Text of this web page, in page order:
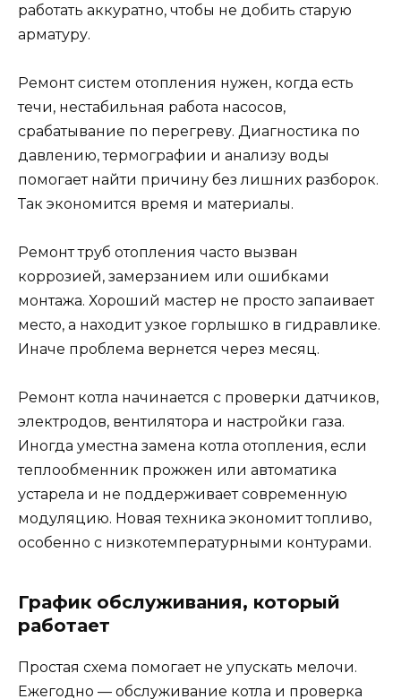
работать аккуратно, чтобы не добить старую
арматуру.
Ремонт систем отопления нужен, когда есть
течи, нестабильная работа насосов,
срабатывание по перегреву. Диагностика по
давлению, термографии и анализу воды
помогает найти причину без лишних разборок.
Так экономится время и материалы.
Ремонт труб отопления часто вызван
коррозией, замерзанием или ошибками
монтажа. Хороший мастер не просто запаивает
место, а находит узкое горлышко в гидравлике.
Иначе проблема вернется через месяц.
Ремонт котла начинается с проверки датчиков,
электродов, вентилятора и настройки газа.
Иногда уместна замена котла отопления, если
теплообменник прожжен или автоматика
устарела и не поддерживает современную
модуляцию. Новая техника экономит топливо,
особенно с низкотемпературными контурами.
График обслуживания, который
работает
Простая схема помогает не упускать мелочи.
Ежегодно — обслуживание котла и проверка